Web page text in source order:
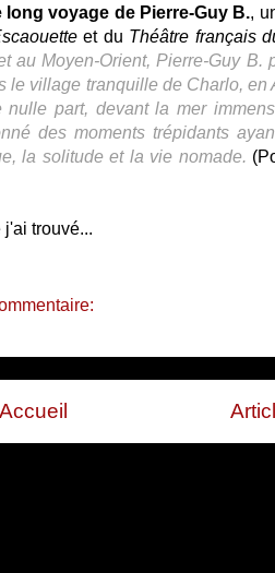
long voyage de Pierre-Guy B.,
et du Théâtre français
au Moyen-Orient, Pierre-Guy B.
le village tranquille de Charlo, en
part, devant la mer
des moments trépidants
la solitude et la vie nomade.
trouvé...
Accueil